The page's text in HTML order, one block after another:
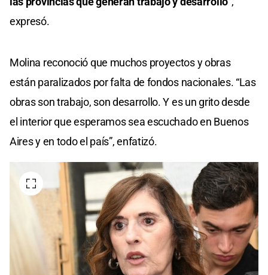
expresó.
Molina reconoció que muchos proyectos y obras
están paralizados por falta de fondos nacionales. “Las
obras son trabajo, son desarrollo. Y es un grito desde
el interior que esperamos sea escuchado en Buenos
Aires y en todo el país”, enfatizó.